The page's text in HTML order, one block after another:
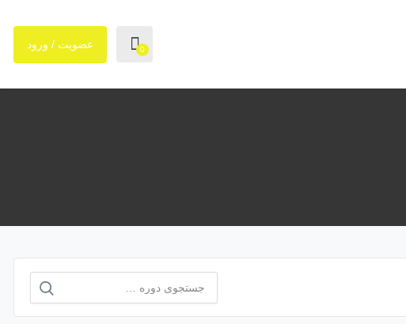
0 عضویت / ورود